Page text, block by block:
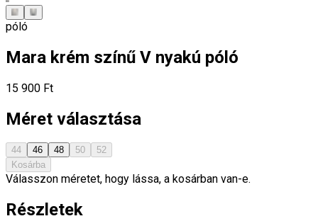
póló
Mara krém színű V nyakú póló
15 900 Ft
Méret választása
44 46 48 50
52
Kosárba
Válasszon méretet, hogy lássa, a kosárban van-e.
Részletek